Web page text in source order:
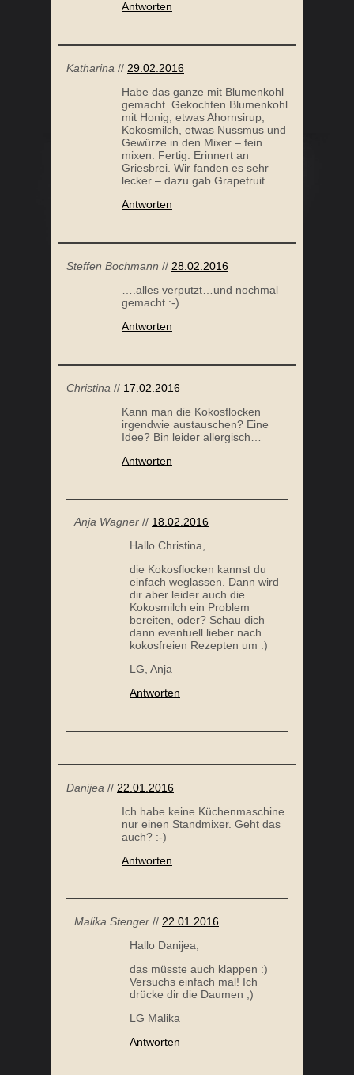
Antworten
Katharina // 29.02.2016
Habe das ganze mit Blumenkohl
gemacht. Gekochten Blumenkohl
mit Honig, etwas Ahornsirup,
Kokosmilch, etwas Nussmus und
Gewürze in den Mixer – fein
mixen. Fertig. Erinnert an
Griesbrei. Wir fanden es sehr
lecker – dazu gab Grapefruit.
Antworten
Steffen Bochmann // 28.02.2016
….alles verputzt…und nochmal
gemacht :-)
Antworten
Christina // 17.02.2016
Kann man die Kokosflocken
irgendwie austauschen? Eine
Idee? Bin leider allergisch…
Antworten
Anja Wagner // 18.02.2016
Hallo Christina,
die Kokosflocken kannst du
einfach weglassen. Dann wird
dir aber leider auch die
Kokosmilch ein Problem
bereiten, oder? Schau dich
dann eventuell lieber nach
kokosfreien Rezepten um :)
LG, Anja
Antworten
Danijea // 22.01.2016
Ich habe keine Küchenmaschine
nur einen Standmixer. Geht das
auch? :-)
Antworten
Malika Stenger // 22.01.2016
Hallo Danijea,
das müsste auch klappen :)
Versuchs einfach mal! Ich
drücke dir die Daumen ;)
LG Malika
Antworten